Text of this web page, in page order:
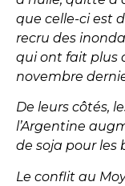
que celle-ci est
recru des
qui ont fait plus
novembre
De leurs côtés,
l’Argentine
de soja pour les
Le conflit au